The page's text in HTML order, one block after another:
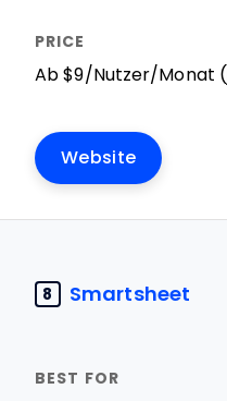
Ab $9/Nutzer/Monat
Website
8 Smartsheet